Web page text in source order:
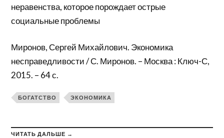
неравенства, которое порождает острые
социальные проблемы
Миронов, Сергей Михайлович. Экономика
несправедливости / С. Миронов. – Москва : Ключ-С,
2015. – 64 с.
БОГАТСТВО ЭКОНОМИКА
ЧИТАТЬ ДАЛЬШЕ →